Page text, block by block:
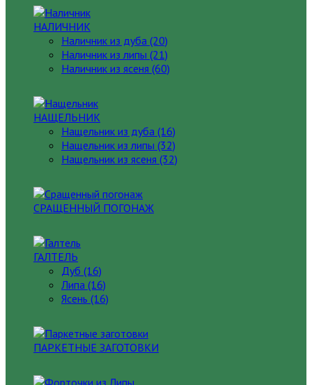
НАЛИЧНИК
Наличник из дуба (20)
Наличник из липы (21)
Наличник из ясеня (60)
НАЩЕЛЬНИК
Нащельник из дуба (16)
Нащельник из липы (32)
Нащельник из ясеня (32)
СРАЩЕННЫЙ ПОГОНАЖ
ГАЛТЕЛЬ
Дуб (16)
Липа (16)
Ясень (16)
ПАРКЕТНЫЕ ЗАГОТОВКИ